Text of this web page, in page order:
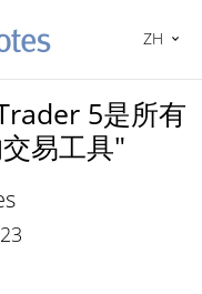
ZH
5是所有
易工具"